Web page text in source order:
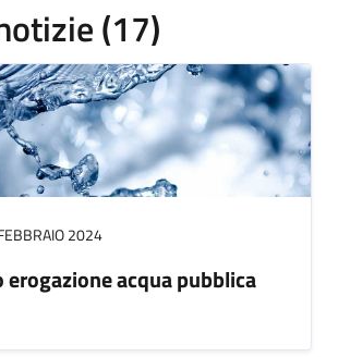
(17)
2024
erogazione acqua pubblica